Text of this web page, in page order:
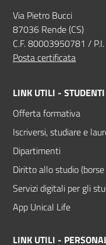
Via Pietro Bucci
87036 Rende (CS)
C.F. 80003950781 /
Posta certificata
LINK UTILI - STUDENTI
Offerta formativa
Iscriversi, studiare e
Dipartimenti
Diritto allo studio
Servizi digitali per gli
App Unical Life
LINK UTILI -